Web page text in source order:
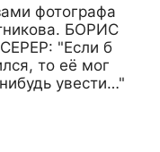
фотографа
БОРИС
"Если б
то её мог
увести…"